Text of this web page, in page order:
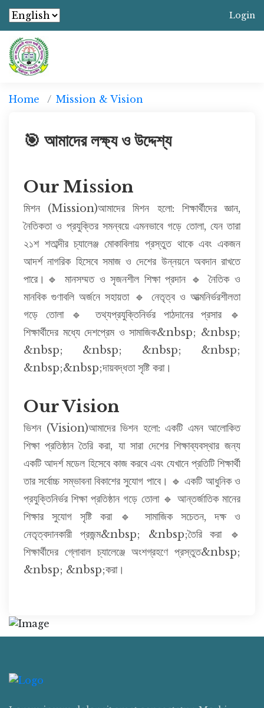
Login
Home Mission & Vision
🎯 আমাদের লক্ষ্য ও উদ্দেশ্য
Our Mission
মিশন (Mission)আমাদের মিশন হলো: শিক্ষার্থীদের জ্ঞান,
নৈতিকতা ও প্রযুক্তির সমন্বয়ে এমনভাবে গড়ে তোলা, যেন তারা
২১শ শতাব্দীর চ্যালেঞ্জ মোকাবিলায় প্রস্তুত থাকে এবং একজন
আদর্শ নাগরিক হিসেবে সমাজ ও দেশের উন্নয়নে অবদান রাখতে
পারে।🔹 মানসম্মত ও সৃজনশীল শিক্ষা প্রদান 🔹 নৈতিক ও
মানবিক গুণাবলি অর্জনে সহায়তা 🔹 নেতৃত্ব ও আত্মনির্ভরশীলতা
গড়ে তোলা 🔹 তথ্যপ্রযুক্তিনির্ভর পাঠদানের প্রসার 🔹
শিক্ষার্থীদের মধ্যে দেশপ্রেম ও সামাজিক&nbsp; &nbsp;
&nbsp; &nbsp; &nbsp; &nbsp;
&nbsp;&nbsp;দায়বদ্ধতা সৃষ্টি করা।
Our Vision
ভিশন (Vision)আমাদের ভিশন হলো: একটি এমন আলোকিত
শিক্ষা প্রতিষ্ঠান তৈরি করা, যা সারা দেশের শিক্ষাব্যবস্থার জন্য
একটি আদর্শ মডেল হিসেবে কাজ করবে এবং যেখানে প্রতিটি শিক্ষার্থী
তার সর্বোচ্চ সম্ভাবনা বিকাশের সুযোগ পাবে। 🔹 একটি আধুনিক ও
প্রযুক্তিনির্ভর শিক্ষা প্রতিষ্ঠান গড়ে তোলা 🔹 আন্তর্জাতিক মানের
শিক্ষার সুযোগ সৃষ্টি করা 🔹 সামাজিক সচেতন, দক্ষ ও
নেতৃত্বদানকারী প্রজন্ম&nbsp; &nbsp;তৈরি করা 🔹
শিক্ষার্থীদের গ্লোবাল চ্যালেঞ্জে অংশগ্রহণে প্রস্তুত&nbsp;
&nbsp; &nbsp;করা।